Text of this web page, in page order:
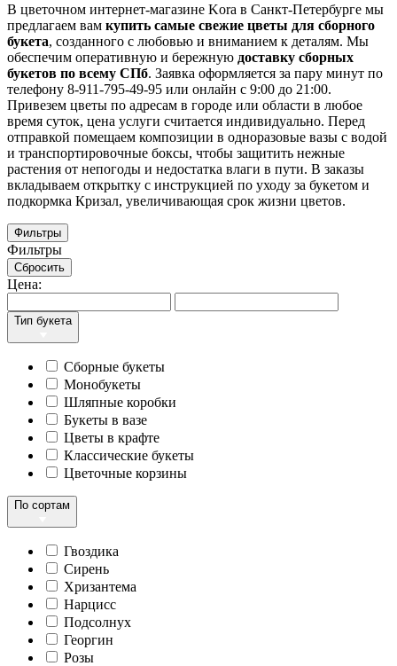
В цветочном интернет-магазине Kora в Санкт-Петербурге мы
предлагаем вам купить самые свежие цветы для сборного
букета, созданного с любовью и вниманием к деталям. Мы
обеспечим оперативную и бережную доставку сборных
букетов по всему СПб. Заявка оформляется за пару минут по
телефону 8-911-795-49-95 или онлайн с 9:00 до 21:00.
Привезем цветы по адресам в городе или области в любое
время суток, цена услуги считается индивидуально. Перед
отправкой помещаем композиции в одноразовые вазы с водой
и транспортировочные боксы, чтобы защитить нежные
растения от непогоды и недостатка влаги в пути. В заказы
вкладываем открытку с инструкцией по уходу за букетом и
подкормка Кризал, увеличивающая срок жизни цветов.
Фильтры
Фильтры
Сбросить
Цена:
Тип букета
Сборные букеты
Монобукеты
Шляпные коробки
Букеты в вазе
Цветы в крафте
Классические букеты
Цветочные корзины
По сортам
Гвоздика
Сирень
Хризантема
Нарцисс
Подсолнух
Георгин
Розы